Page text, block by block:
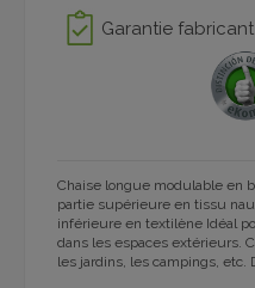
Garantie fabricant
Chaise longue modulable en
partie supérieure en tissu
inférieure en textilène Idéal
dans les espaces extérieurs.
les jardins, les campings, etc.